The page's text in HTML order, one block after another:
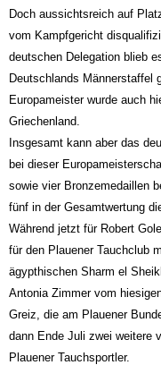
Doch aussichtsreich auf
vom Kampfgericht
deutschen Delegation blieb
Deutschlands Männerstaffel
Europameister wurde auch
Griechenland.
Insgesamt kann aber das
bei dieser
sowie vier Bronzemedaillen
fünf in der Gesamtwertung
Während jetzt für Robert
für den Plauener Tauchclub
ägypthischen Sharm el
Antonia Zimmer vom
Greiz, die am Plauener
dann Ende Juli zwei weitere
Plauener Tauchsportler.